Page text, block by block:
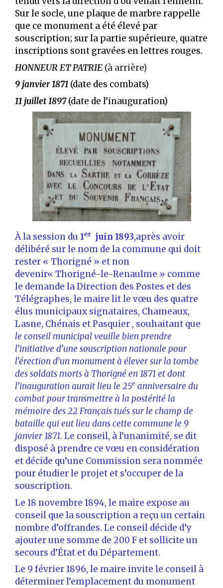
Sur le socle, une plaque de marbre rappelle
que ce monument a été élevé par
souscription; sur la partie supérieure, quatre
inscriptions sont gravées en lettres rouges.
HONNEUR ET PATRIE (à arrière)
9 janvier 1871 (date des combats)
11 juillet 1897(date de l’inauguration)
À la session du 1er juin 1893,après avoir
délibéré sur le nom de la commune qui doit
rester « Thorigné » et non
devenir« Thorigné-le-Renaulme » comme
le demande la Direction des Postes et des
Télégraphes, le maire lit le vœu des quatre
élus municipaux signataires, Chameaux,
Lasne, Chénais et Pasquier , souhaitant que
le conseil municipal veuille bien prendre
l’initiative d’une souscription nationale pour
l’érection d’un monument à élever sur la tombe
des soldats morts à Thorigné en 1871 et dont
l’inauguration aurait lieu le 25e anniversaire du
combat pour transmettre à la postérité la
mémoire des 22 Français tués sur le champ de
bataille qui eut lieu dans cette commune le 9
janvier 1871. Le conseil, à l’unanimité, se dit
disposé à prendre ce vœu en considération
et décide qu’une Commission sera nommée
pour étudier le projet et s’occuper de la
souscription.
Le 18 novembre 1894, le maire expose au
conseil que la souscription a reçu un certain
nombre d’offrandes. Le conseil décide d’y
ajouter une somme de 200 F et sollicite un
secours d’État et du Département.
Le 9 février 1896, le maire invite le conseil à
déterminer l’emplacement du monument